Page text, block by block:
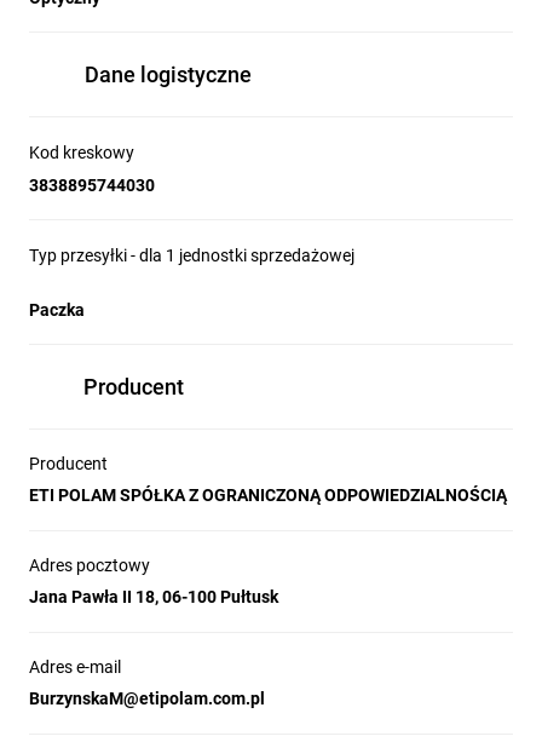
Dane logistyczne
Kod kreskowy
3838895744030
Typ przesyłki - dla 1 jednostki sprzedażowej
Paczka
Producent
Producent
ETI POLAM SPÓŁKA Z OGRANICZONĄ ODPOWIEDZIALNOŚCIĄ
Adres pocztowy
Jana Pawła II 18, 06-100 Pułtusk
Adres e-mail
BurzynskaM@etipolam.com.pl